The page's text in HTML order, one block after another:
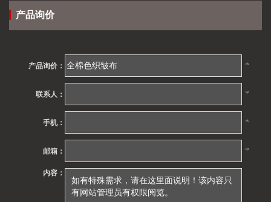
产品询价
产品询价： *
联系人： *
手机： *
邮箱： *
内容：